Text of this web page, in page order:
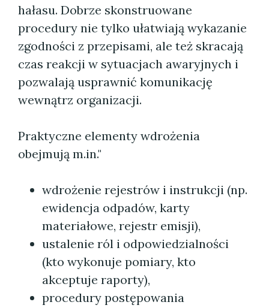
hałasu. Dobrze skonstruowane
procedury nie tylko ułatwiają wykazanie
zgodności z przepisami, ale też skracają
czas reakcji w sytuacjach awaryjnych i
pozwalają usprawnić komunikację
wewnątrz organizacji.
Praktyczne elementy wdrożenia
obejmują m.in."
wdrożenie rejestrów i instrukcji (np.
ewidencja odpadów, karty
materiałowe, rejestr emisji),
ustalenie ról i odpowiedzialności
(kto wykonuje pomiary, kto
akceptuje raporty),
procedury postępowania